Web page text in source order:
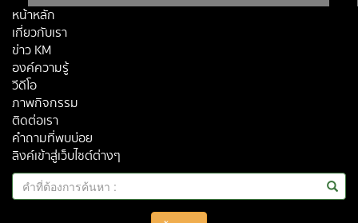
หน้าหลัก
เกี่ยวกับเรา
ข่าว KM
องค์ความรู้
วีดีโอ
ภาพกิจกรรม
ติดต่อเรา
คำถามที่พบบ่อย
ลิงค์เข้าสู่เว็บไซต์ต่างๆ